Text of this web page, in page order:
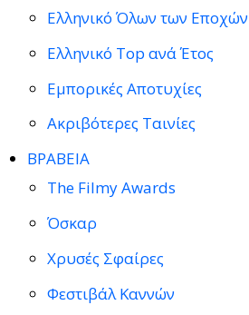
Ελληνικό Όλων των Εποχών
Ελληνικό Top ανά Έτος
Εμπορικές Αποτυχίες
Ακριβότερες Ταινίες
ΒΡΑΒΕΙΑ
The Filmy Awards
Όσκαρ
Χρυσές Σφαίρες
Φεστιβάλ Καννών